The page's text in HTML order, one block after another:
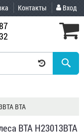
Контакты Вход
BTA
BTA H23013BTA